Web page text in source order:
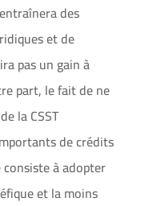
des
et de
pas un gain à
part, le fait de ne
la CSST
de crédits
consiste à adopter
et la moins